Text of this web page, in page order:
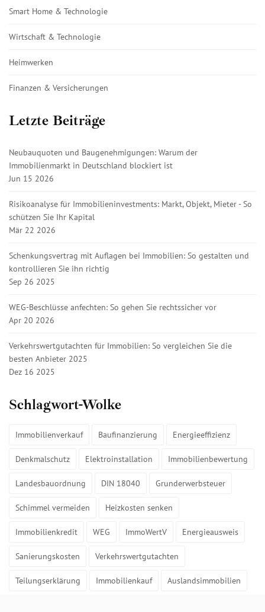
Smart Home & Technologie
Wirtschaft & Technologie
Heimwerken
Finanzen & Versicherungen
Letzte Beiträge
Neubauquoten und Baugenehmigungen: Warum der
Immobilienmarkt in Deutschland blockiert ist
Jun 15 2026
Risikoanalyse für Immobilieninvestments: Markt, Objekt, Mieter - So
schützen Sie Ihr Kapital
Mär 22 2026
Schenkungsvertrag mit Auflagen bei Immobilien: So gestalten und
kontrollieren Sie ihn richtig
Sep 26 2025
WEG-Beschlüsse anfechten: So gehen Sie rechtssicher vor
Apr 20 2026
Verkehrswertgutachten für Immobilien: So vergleichen Sie die
besten Anbieter 2025
Dez 16 2025
Schlagwort-Wolke
Immobilienverkauf Baufinanzierung Energieeffizienz
Denkmalschutz Elektroinstallation Immobilienbewertung
Landesbauordnung DIN 18040 Grunderwerbsteuer
Schimmel vermeiden Heizkosten senken
Immobilienkredit WEG ImmoWertV Energieausweis
Sanierungskosten Verkehrswertgutachten
Teilungserklärung Immobilienkauf Auslandsimmobilien